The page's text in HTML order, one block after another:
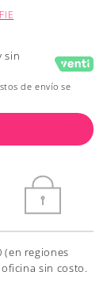
sin
de envío se
(en regiones
sin costo.